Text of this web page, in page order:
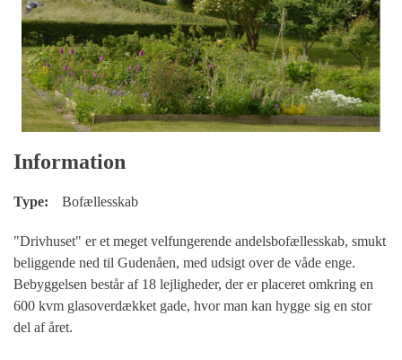
Information
Type: Bofællesskab
"Drivhuset" er et meget velfungerende andelsbofællesskab, smukt
beliggende ned til Gudenåen, med udsigt over de våde enge.
Bebyggelsen består af 18 lejligheder, der er placeret omkring en
600 kvm glasoverdækket gade, hvor man kan hygge sig en stor
del af året.